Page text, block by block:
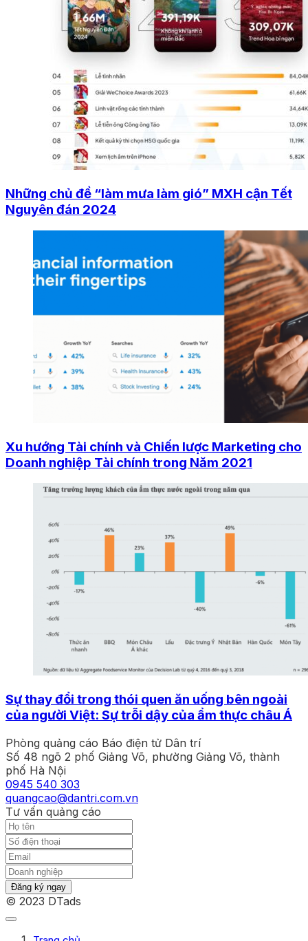
Những chủ đề “làm mưa làm gió” MXH cận Tết
Nguyên đán 2024
Xu hướng Tài chính và Chiến lược Marketing cho
Doanh nghiệp Tài chính trong Năm 2021
Sự thay đổi trong thói quen ăn uống bên ngoài
của người Việt: Sự trỗi dậy của ẩm thực châu Á
Phòng quảng cáo Báo điện tử Dân trí
Số 48 ngõ 2 phố Giảng Võ, phường Giảng Võ, thành
phố Hà Nội
0945 540 303
quangcao@dantri.com.vn
Tư vấn quảng cáo
Đăng ký ngay
© 2023 DTads